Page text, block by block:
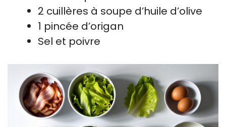
2 cuillères à soupe d’huile d’olive
1 pincée d’origan
Sel et poivre